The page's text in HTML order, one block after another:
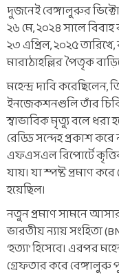
দুজনেই বেঙ্গালুরুর
২৬ মে, ২০২৪ সালে
২৩ এপ্রিল, ২০২৫
মারাঠাহল্লির পৈতৃক
মহেন্দ্র দাবি করেছিলেন,
ইনজেকশনগুলি তাঁর
স্বাভাবিক মৃত্যু বলে ধরা
রেড্ডি সন্দেহ প্রকাশ
এফএসএল রিপোর্টে
যায়। যা স্পষ্ট প্রমাণ
হয়েছিল।
নতুন প্রমাণ সামনে
ভারতীয় ন্যায় সংহিতা
‘হত্যা’ হিসেবে। এরপর
গ্রেফতার করে বেঙ্গালুরু